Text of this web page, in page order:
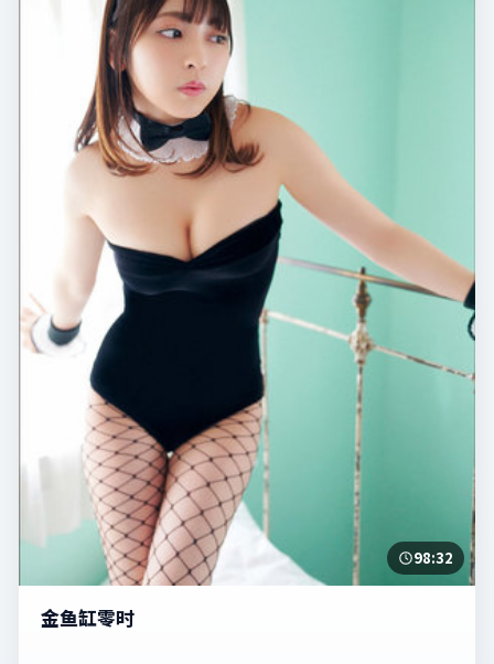
98:32
金鱼缸零时